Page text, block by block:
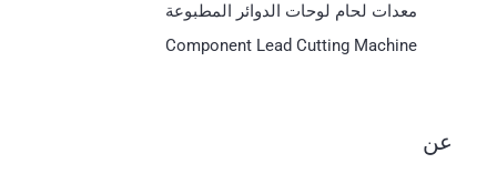
معدات لحام لوحات الدوائر المطبوعة
Component Lead Cutting Machine
عن